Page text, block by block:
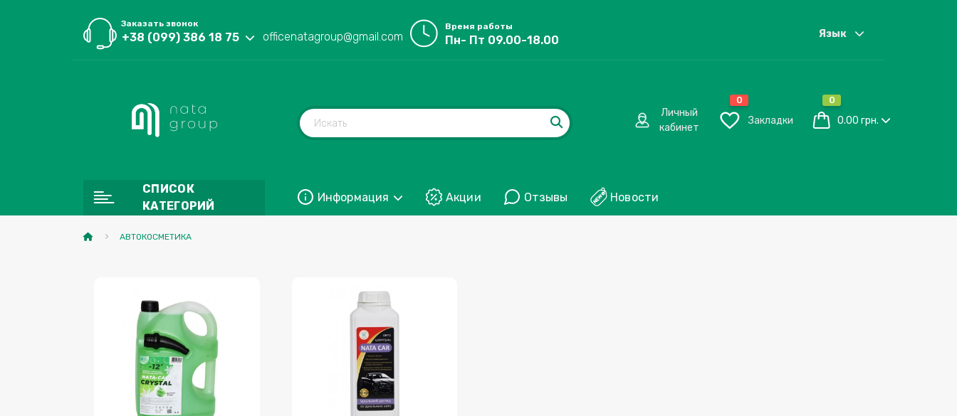
Заказать звонок
+38 (099) 386 18 75 officenatagroup@gmail.com
Время работы
Пн- Пт 09.00-18.00 Язык
Личный
кабинет
Закладки
0 0
0.00 грн.
СПИСОК
КАТЕГОРИЙ
Информация Акции Отзывы Новости
АВТОКОСМЕТИКА